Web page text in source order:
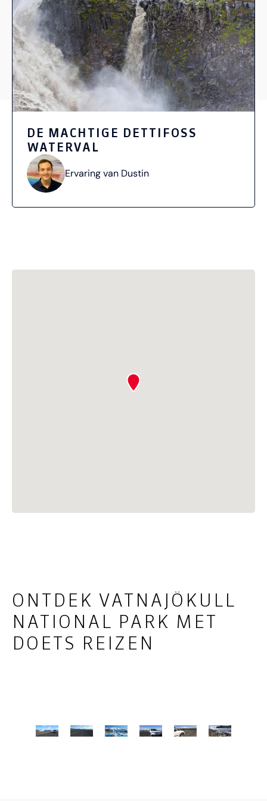
DE MACHTIGE DETTIFOSS
WATERVAL
Ervaring van Dustin
ONTDEK VATNAJÖKULL
NATIONAL PARK MET
DOETS REIZEN